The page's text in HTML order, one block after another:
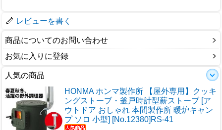
レビューを書く
商品についてのお問い合わせ
お気に入りに登録
人気の商品
HONMA ホンマ製作所 【屋外専用】クッキ
ングストーブ・釜戸時計型薪ストーブ [ア
ウトドア おしゃれ 本間製作所 暖炉キャン
プ ソロ 小型] [No.12380]RS-41